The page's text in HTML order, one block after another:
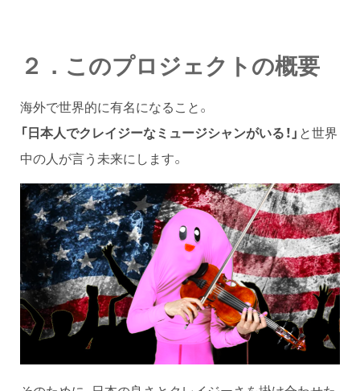
２．このプロジェクトの概要
海外で世界的に有名になること。
「日本人でクレイジーなミュージシャンがいる！」 と世界
中の人が言う未来にします。